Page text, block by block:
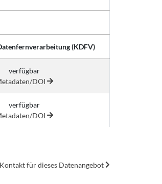
(KDFV)
verfügbar
DOI
verfügbar
DOI
Kontakt für dieses Datenangebot